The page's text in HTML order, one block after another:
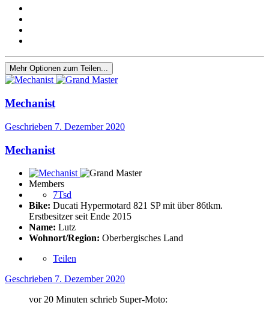
Mehr Optionen zum Teilen...
Mechanist
Geschrieben 7. Dezember 2020
Mechanist
Members
7Tsd
Bike: Ducati Hypermotard 821 SP mit über 86tkm.
Erstbesitzer seit Ende 2015
Name: Lutz
Wohnort/Region: Oberbergisches Land
Teilen
Geschrieben 7. Dezember 2020
vor 20 Minuten schrieb Super-Moto: